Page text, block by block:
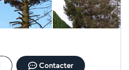
Contacter